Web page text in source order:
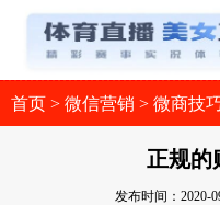
首页 > 微信营销 > 微商技
正规的
发布时间：2020-